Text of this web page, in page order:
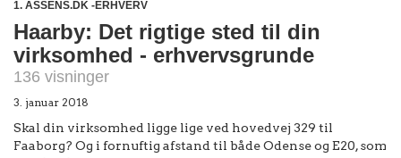
1. ASSENS.DK -ERHVERV
Haarby: Det rigtige sted til din
virksomhed - erhvervsgrunde
136 visninger
3. januar 2018
Skal din virksomhed ligge lige ved hovedvej 329 til
Faaborg? Og i fornuftig afstand til både Odense og E20, som